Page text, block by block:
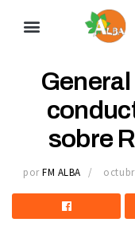
sobre
por FM ALBA